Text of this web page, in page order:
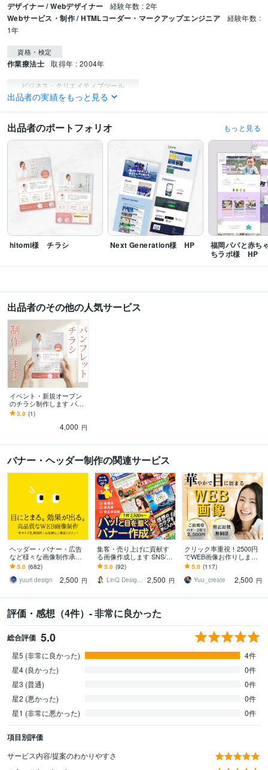
デザイナー / Webデザイナー 経験年数 : 2年
Webサービス・制作 / HTMLコーダー・マークアップエンジニア
経験年数 :
1年
資格・検定
作業療法士 取得年 : 2004年
ビジネス・クリエイティブツール
Adobe Photoshop:2年 Adobe Illustrator:2年
Web制作・HP作成・EC構築 バナー、サムネイル作成
Web制作・HP作成・EC構築 ホームページ作成
出品者の実績をもっと見る
出品者のポートフォリオ もっと見る
hitomi様 チラシ Next Generation様 HP
福岡パパと赤ち
ちラボ様 HP
出品者のその他の人気サービス
イベント・新規オープン
のチラシ制作します パン
フレット、メニュー表な
ども対応
5.0 (1)
4,000 円
バナー・ヘッダー制作の関連サービス
ヘッダー・バナー・広告
など様々な画像制作承り
ます 【ライトプラン】高
品質・低価格で理想のデ
ザインをお届けします
5.0 (682)
yuuri design
2,500 円
集客・売り上げに貢献す
る画像作成します SNS/ヘ
ッダーなどWEB画像全般
お任せください
5.0 (92)
LinQ Design │ 伊藤遥 2,500 円
クリック率重視！2500円
でWEB画像お作りします
WEB画像全般作成致しま
す！なんでもお気軽にご
相談ください♪
5.0 (117)
Yuu_create
2,500 円
評価・感想（4件）- 非常に良かった
総合評価 5.0
星5 (非常に良かった)
4件
星4 (良かった)
0件
星3 (普通)
0件
星2 (悪かった)
0件
星1 (非常に悪かった)
0件
項目別評価
サービス内容/提案のわかりやすさ